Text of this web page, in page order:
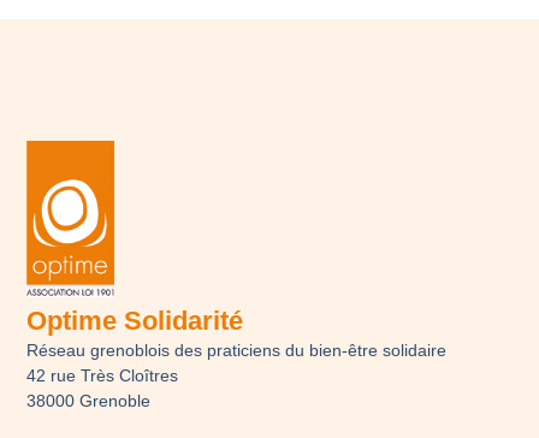
Optime Solidarité
Réseau grenoblois des praticiens du bien-être solidaire
42 rue Très Cloîtres
38000 Grenoble